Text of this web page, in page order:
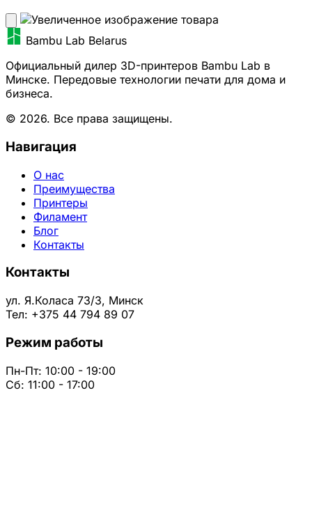
Bambu Lab Belarus
Официальный дилер 3D-принтеров Bambu Lab в
Минске. Передовые технологии печати для дома и
бизнеса.
© 2026. Все права защищены.
Навигация
О нас
Преимущества
Принтеры
Филамент
Блог
Контакты
Контакты
ул. Я.Коласа 73/3, Минск
Тел: +375 44 794 89 07
Режим работы
Пн-Пт: 10:00 - 19:00
Сб: 11:00 - 17:00